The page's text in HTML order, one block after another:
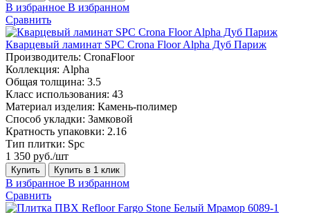
В избранное В избранном
Сравнить
Кварцевый ламинат SPC Crona Floor Alpha Дуб Париж
Производитель: CronaFloor
Коллекция: Alpha
Общая толщина: 3.5
Класс использования: 43
Материал изделия: Камень-полимер
Способ укладки: Замковой
Кратность упаковки: 2.16
Тип плитки: Spc
1 350 руб./шт
Купить Купить в 1 клик
В избранное В избранном
Сравнить